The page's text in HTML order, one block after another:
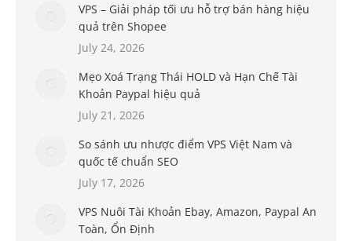
VPS – Giải pháp tối ưu hỗ trợ bán hàng hiệu
quả trên Shopee
July 24, 2026
Mẹo Xoá Trạng Thái HOLD và Hạn Chế Tài
Khoản Paypal hiệu quả
July 21, 2026
So sánh ưu nhược điểm VPS Việt Nam và
quốc tế chuẩn SEO
July 17, 2026
VPS Nuôi Tài Khoản Ebay, Amazon, Paypal An
Toàn, Ổn Định